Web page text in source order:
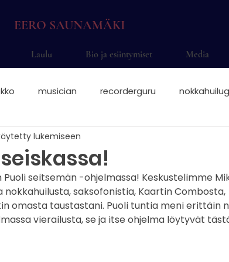
EERO SAUNAMÄKI
Laulu Bio ja esiintymiset Media
musician recorderguru
saksofonisti juhliin
nokkahuilu sormitukset nokkis Eero
lukemiseen
seitsemän -ohjelmassa! Keskustelimme
nokkahuilusta, saksofonistia, Kaartin Combosta,
omasta taustastani. Puoli tuntia meni erittäin
vierailusta, se ja itse ohjelma löytyvät